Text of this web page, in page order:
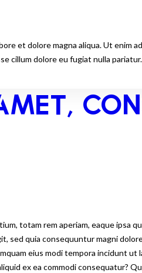
et dolore magna aliqua. Ut enim
cillum dolore eu fugiat nulla
totam rem aperiam, eaque ipsa
quia consequuntur magni
eius modi tempora incidunt
ex ea commodi consequatur?